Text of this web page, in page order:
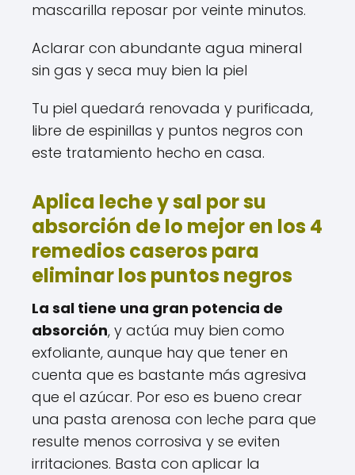
mascarilla reposar por veinte minutos.
Aclarar con abundante agua mineral
sin gas y seca muy bien la piel
Tu piel quedará renovada y purificada,
libre de espinillas y puntos negros con
este tratamiento hecho en casa.
Aplica leche y sal por su
absorción de lo mejor en los 4
remedios caseros para
eliminar los puntos negros
La sal tiene una gran potencia de
absorción, y actúa muy bien como
exfoliante, aunque hay que tener en
cuenta que es bastante más agresiva
que el azúcar. Por eso es bueno crear
una pasta arenosa con leche para que
resulte menos corrosiva y se eviten
irritaciones. Basta con aplicar la